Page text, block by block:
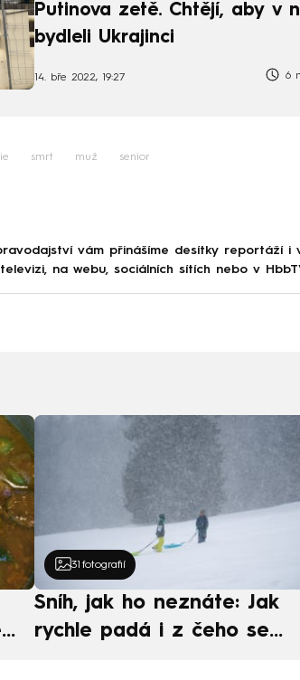
Putinova zetě. Chtějí, aby v
bydleli Ukrajinci
14. bře 2022, 19:27 6
smrt muž senior
vám přinášíme desítky reportáží i
na webu, sociálních sítích nebo v
31 fotografií
Sníh, jak ho neznáte: Jak
rychle padá i z čeho se